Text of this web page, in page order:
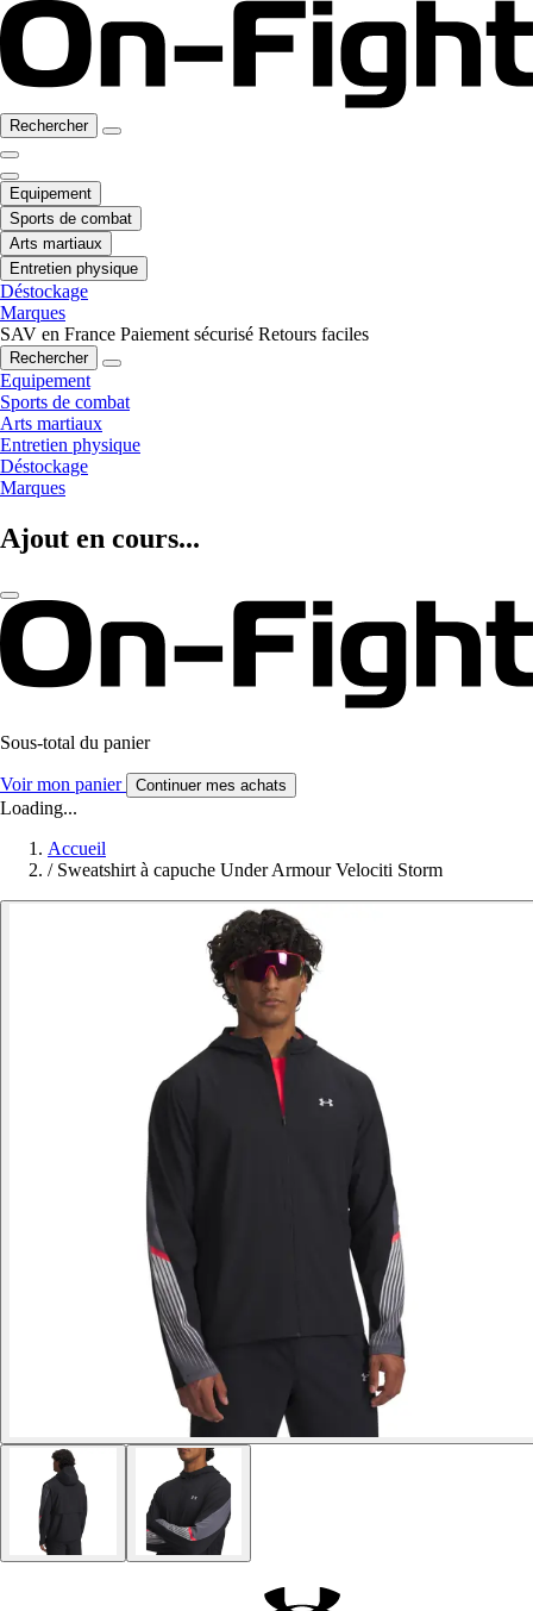
Rechercher
Equipement
Sports de combat
Arts martiaux
Entretien physique
Déstockage
Marques
SAV en France Paiement sécurisé Retours faciles
Rechercher
Equipement
Sports de combat
Arts martiaux
Entretien physique
Déstockage
Marques
Ajout en cours...
Sous-total du panier
Voir mon panier Continuer mes achats
Loading...
Accueil
/ Sweatshirt à capuche Under Armour Velociti Storm